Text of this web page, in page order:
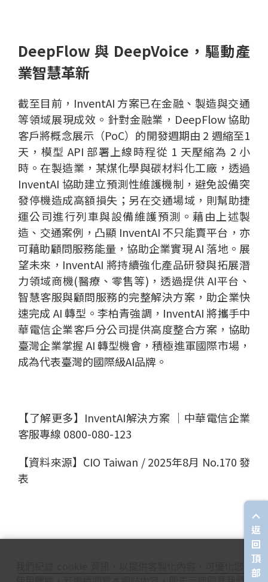
DeepFlow 與 DeepVoice，驅動產
業智慧革新
截至目前，InventAI 方案已在金融、製造與交通
等領域展現成效。針對金融業，DeepFlow 協助
客戶將概念展示（PoC）的開發週期由 2 週縮至1
天，模型 API 部署上線時程從 1 天壓縮為 2 小
時。在製造業，某煤化學與碳材料化工廠，透過
InventAI 協助建立預測性維護機制，避免設備突
發停機造成高額損失；另在交通場域，則幫助捷
運公司進行列車與設備維護預測。藉由上述製
造、交通案例，凸顯 InventAI 不只能賣平台，亦
可藉助顧問服務能量，協助企業實現 AI 落地。展
望未來，InventAI 將持續強化產品研發與拓展潛
力領域商機(醫療、零售等)，透過提供 AI平台、
智慧客服與顧問服務的完整解決方案，助企業快
速完成 AI 轉型。李柏青強調，InventAI 將攜手中
華電信企業客戶分公司提供高度整合方案，協助
臺灣企業掌握 AI 轉型機會，積極進軍國際市場，
成為代表臺灣的國際級AI品牌。
【了解更多】InventAI解決方案 │中華電信企業
客服專線 0800-080-123
【資料來源】CIO Taiwan / 2025年8月 No.170 發
表
返
回
頂
部
我們紀錄 cookie 資訊，以提供客製化內容，可優化您的